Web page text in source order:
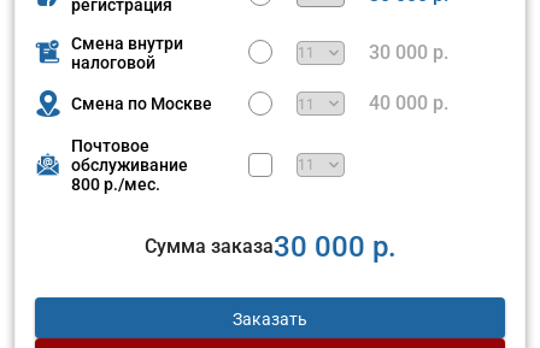
регистрация
Смена внутри
налоговой
30 000 р.
Смена по Москве 40 000 р.
Почтовое
обслуживание
800 р./мес.
Сумма заказа30 000 р.
Заказать